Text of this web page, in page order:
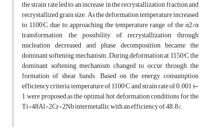
the strain rate led to an increase in the recrystallization fraction and
recrystallized grain size. As the deformation temperature increased
to 1100°C, due to approaching the temperature range of the α2/α
transformation, the possibility of recrystallization through
nucleation decreased, and phase decomposition became the
dominant softening mechanism. During deformation at 1150°C, the
dominant softening mechanism changed to occur through the
formation of shear bands. Based on the energy consumption
efficiency criteria, temperature of 1100°C and strain rate of 0.001 s-
1 were proposed as the optimal hot deformation conditions for the
Ti-48Al-2Cr-2Nb intermetallic with an efficiency of 48.8%.